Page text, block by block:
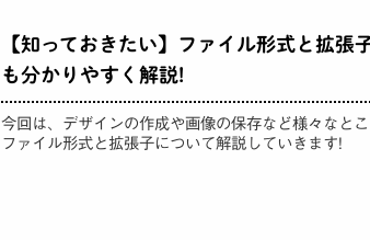
【知っておきたい】ファイル形式と拡張
も分かりやすく解説!
今回は、デザインの作成や画像の保存など様々なと
ファイル形式と拡張子について解説していきます!